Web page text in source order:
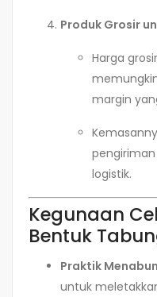
Produk Grosir
Harga
margin
logistik.
Kegunaan
Bentuk
Praktik
untuk